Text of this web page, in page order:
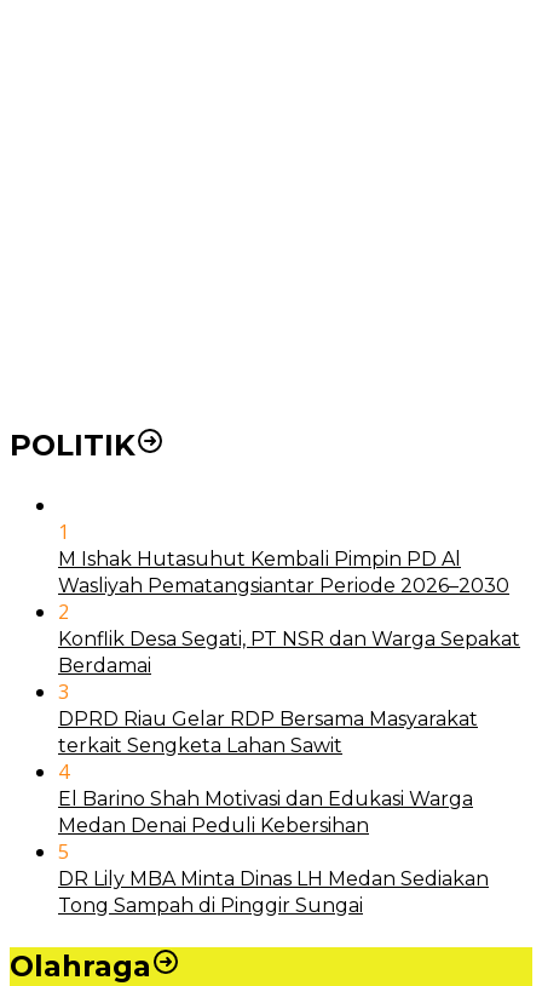
POLITIK
1
M Ishak Hutasuhut Kembali Pimpin PD Al
Wasliyah Pematangsiantar Periode 2026–2030
2
Konflik Desa Segati, PT NSR dan Warga Sepakat
Berdamai
3
DPRD Riau Gelar RDP Bersama Masyarakat
terkait Sengketa Lahan Sawit
4
El Barino Shah Motivasi dan Edukasi Warga
Medan Denai Peduli Kebersihan
5
DR Lily MBA Minta Dinas LH Medan Sediakan
Tong Sampah di Pinggir Sungai
Olahraga